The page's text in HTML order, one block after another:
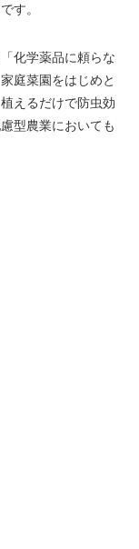
す。
化学薬品に頼らな
庭菜園をはじめと
えるだけで防虫効
型農業においても